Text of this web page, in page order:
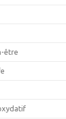
être